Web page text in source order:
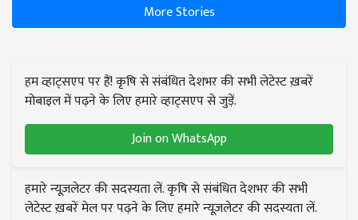
More Stories
हम व्हाट्सएप पर हैं! कृषि से संबंधित देशभर की सभी लेटेस्ट ख़बरें
मोबाइल में पढ़ने के लिए हमारे व्हाट्सएप से जुड़ें.
Join on WhatsApp
हमारे न्यूज़लेटर की सदस्यता लें. कृषि से संबंधित देशभर की सभी
लेटेस्ट ख़बरें मेल पर पढ़ने के लिए हमारे न्यूज़लेटर की सदस्यता लें.